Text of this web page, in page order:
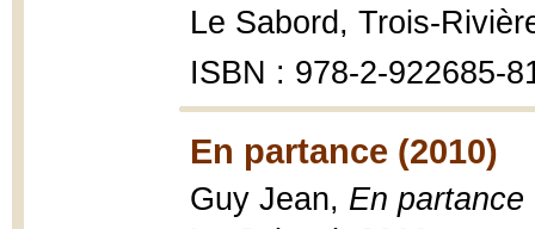
Le Sabord, Trois-
ISBN : 978-2-922685-
En partance (2010)
Guy Jean, En partance